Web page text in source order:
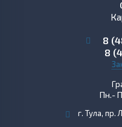
8
8
Пн.-
г. Тула, пр.